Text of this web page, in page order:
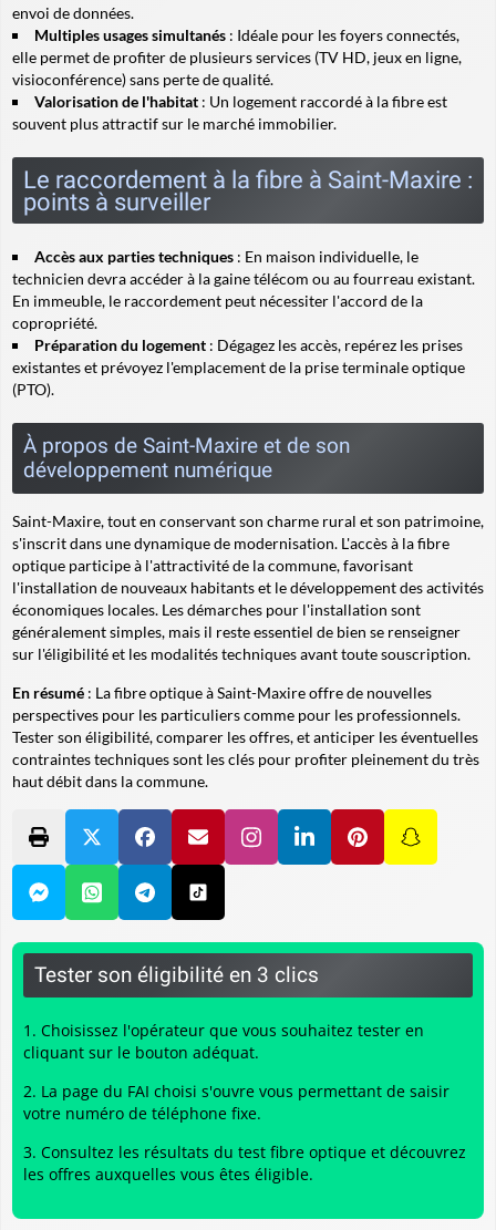
envoi de données.
Multiples usages simultanés : Idéale pour les foyers connectés,
elle permet de profiter de plusieurs services (TV HD, jeux en ligne,
visioconférence) sans perte de qualité.
Valorisation de l'habitat : Un logement raccordé à la fibre est
souvent plus attractif sur le marché immobilier.
Le raccordement à la fibre à Saint-Maxire :
points à surveiller
Accès aux parties techniques : En maison individuelle, le
technicien devra accéder à la gaine télécom ou au fourreau existant.
En immeuble, le raccordement peut nécessiter l'accord de la
copropriété.
Préparation du logement : Dégagez les accès, repérez les prises
existantes et prévoyez l'emplacement de la prise terminale optique
(PTO).
À propos de Saint-Maxire et de son
développement numérique
Saint-Maxire, tout en conservant son charme rural et son patrimoine,
s'inscrit dans une dynamique de modernisation. L'accès à la fibre
optique participe à l'attractivité de la commune, favorisant
l'installation de nouveaux habitants et le développement des activités
économiques locales. Les démarches pour l'installation sont
généralement simples, mais il reste essentiel de bien se renseigner
sur l'éligibilité et les modalités techniques avant toute souscription.
En résumé : La fibre optique à Saint-Maxire offre de nouvelles
perspectives pour les particuliers comme pour les professionnels.
Tester son éligibilité, comparer les offres, et anticiper les éventuelles
contraintes techniques sont les clés pour profiter pleinement du très
haut débit dans la commune.
Tester son éligibilité en 3 clics
Choisissez l'opérateur que vous souhaitez tester en
cliquant sur le bouton adéquat.
La page du FAI choisi s'ouvre vous permettant de saisir
votre numéro de téléphone fixe.
Consultez les résultats du test fibre optique et découvrez
les offres auxquelles vous êtes éligible.